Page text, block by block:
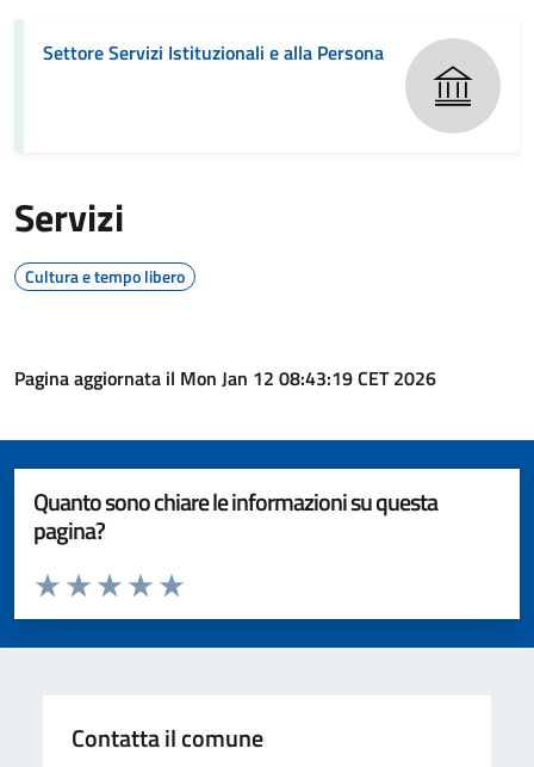
Settore Servizi Istituzionali e alla Persona
Servizi
Cultura e tempo libero
Pagina aggiornata il Mon Jan 12 08:43:19 CET 2026
Quanto sono chiare le informazioni su questa
pagina?
Valuta da 1 a 5 stelle la pagina
Valuta 5 stelle su 5
Valuta 4 stelle su 5
Valuta 3 stelle su 5
Valuta 2 stelle su 5
Valuta 1 stelle su 5
Contatta il comune